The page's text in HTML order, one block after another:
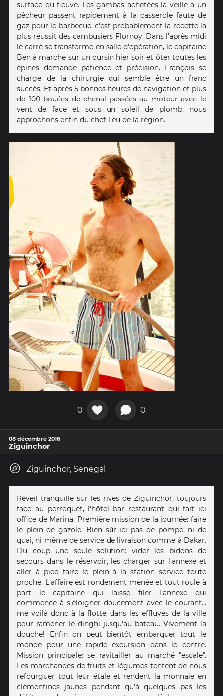
surface du fleuve. Les gambas achetées la veille a un
pêcheur passent rapidement à la casserole faute de
gaz pour le barbecue, c'est probablement la recette la
plus réussit des cambusiers Flornoy. Dans l'après midi
le carré se transforme en salle d'opération, le capitaine
Ben à marche sur un oursin hier soir et ôter toutes les
épines demande patience et précision. François se
charge de la chirurgie qui semble être un franc
succès. Et après 5 bonnes heures de navigation et plus
de 100 bouées de chenal passées au moteur avec le
vent de face et sous un soleil de plomb, nous
approchons enfin du chef-lieu de la région.
0 0
08 décembre 2016
Ziguinchor
Ziguinchor, Senegal
Réveil tranquille sur les rives de Ziguinchor, toujours
face au perroquet, l'hôtel bar restaurant qui fait ici
office de Marina. Première mission de la journée: faire
le plein de gazole. Bien sûr ici pas de pompe, ni de
quai, ni même de service de livraison comme à Dakar.
Du coup une seule solution: vider les bidons de
secours dans le réservoir, les charger sur l'annexe et
aller à pied faire le plein à la station service toute
proche. L'affaire est rondement menée et tout roule à
part le capitaine qui laisse filer l'annexe qui
commence à s'éloigner doucement avec le courant...
me voilà donc à la flotte, dans les effluves de la ville
pour ramener le dinghi jusqu'au bateau. Vivement la
douche! Enfin on peut bientôt embarquer tout le
monde pour une rapide excursion dans le centre.
Mission principale: se ravitailler au marché "escale".
Les marchandes de fruits et légumes tentent de nous
refourguer tout leur étale et rendent la monnaie en
clémentines jaunes pendant qu'à quelques pas les